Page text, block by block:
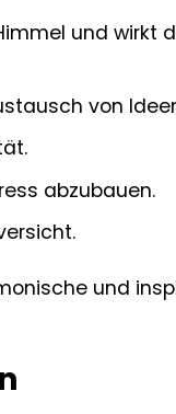
und wirkt
von
abzubauen.
und